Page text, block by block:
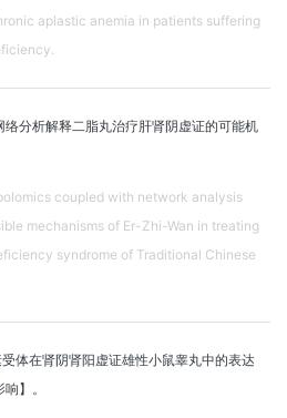
aplastic anemia in patients suffering
络分析解释二脂丸治疗肝肾阴虚证的可能机
coupled with network analysis
mechanisms of Er-Zhi-Wan in treating
syndrome of Traditional Chinese
受体在肾阴肾阳虚证雄性小鼠睾丸中的表达
】。